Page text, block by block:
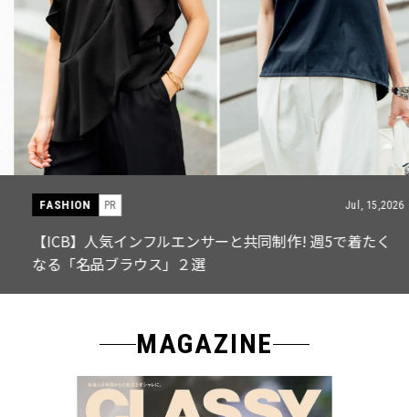
FASHION Jul, 15,2026
【ICB】人気インフルエンサーと共同制作! 週5で着たく
なる「名品ブラウス」２選
MAGAZINE